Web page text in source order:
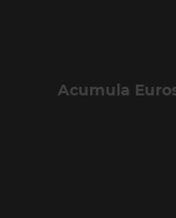
Acumula